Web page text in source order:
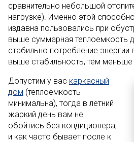
сравнительно небольшой
нагрузке). Именно этой
издавна пользовались при
выше суммарная теплоемкость
стабильно потребление
выше стабильность, тем
Допустим у вас каркасный
дом (теплоемкость
минимальна), тогда в летний
жаркий день вам не
обойтись без кондиционера,
и как часто бывает после к